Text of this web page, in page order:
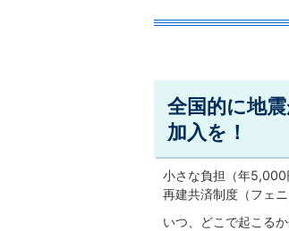
全国的に地
加入を！
小さな負担（年5,000
再建共済制度（フェニ
いつ、どこで起こる